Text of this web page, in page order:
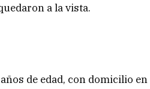
a la vista.
de edad, con domicilio en